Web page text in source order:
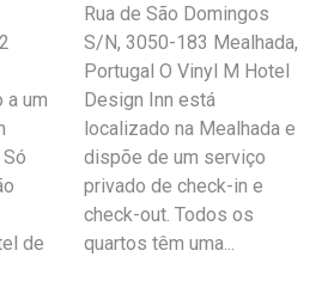
a um
de
Rua de São Domingos
S/N, 3050-183 Mealhada,
Portugal O Vinyl M Hotel
Design Inn está
localizado na Mealhada e
dispõe de um serviço
privado de check-in e
check-out. Todos os
quartos têm uma...